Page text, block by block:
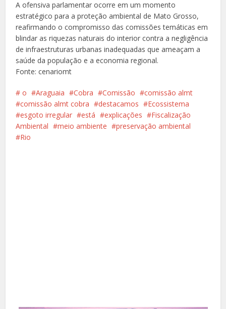
A ofensiva parlamentar ocorre em um momento
estratégico para a proteção ambiental de Mato Grosso,
reafirmando o compromisso das comissões temáticas em
blindar as riquezas naturais do interior contra a negligência
de infraestruturas urbanas inadequadas que ameaçam a
saúde da população e a economia regional.
Fonte: cenariomt
️ o Araguaia Cobra Comissão
comissão almt
comissão almt cobra
destacamos
Ecossistema
esgoto irregular
está explicações
Fiscalização
Ambiental
meio ambiente
preservação ambiental
Rio